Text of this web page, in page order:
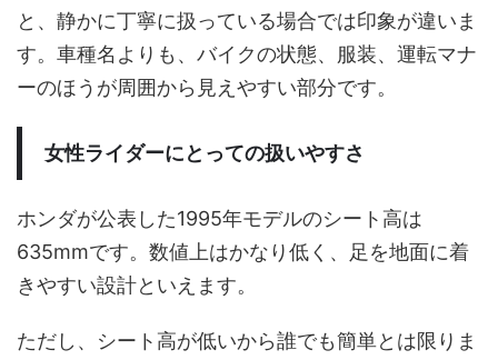
と、静かに丁寧に扱っている場合では印象が違いま
す。車種名よりも、バイクの状態、服装、運転マナ
ーのほうが周囲から見えやすい部分です。
女性ライダーにとっての扱いやすさ
ホンダが公表した1995年モデルのシート高は
635mmです。数値上はかなり低く、足を地面に着
きやすい設計といえます。
ただし、シート高が低いから誰でも簡単とは限りま